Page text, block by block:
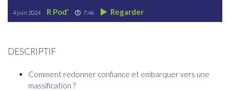
4 juin 2024 R Pod' 7:46 Regarder
DESCRIPTIF
Comment redonner confiance et embarquer vers une
massification ?